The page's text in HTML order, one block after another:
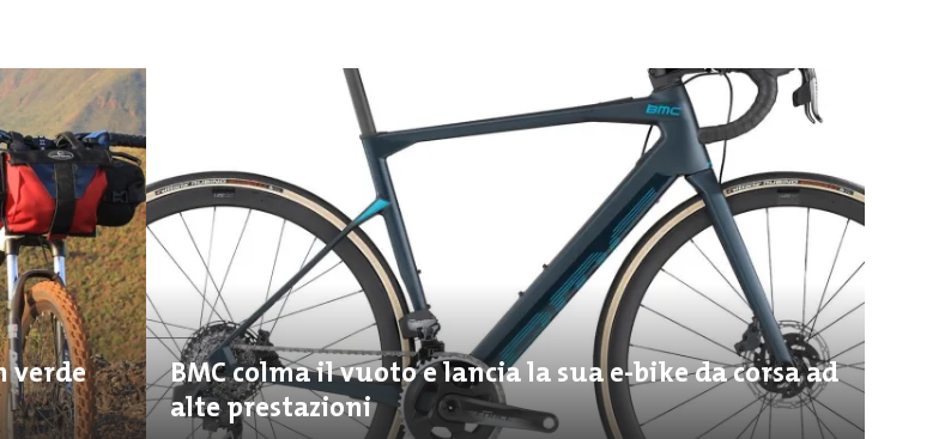
verde
BMC colma il vuoto e lancia la sua e-bike da corsa ad
alte prestazioni